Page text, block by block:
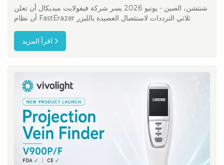
شنتشن، الصين - يونيو 2026 يسر شركة فيفولايت ميديكال أن تعلن
أن نظام FastErazer ثلاثي الترددات لاستئصال العصيدة بالليزر
الطبية، برقم تسجيل NMPA 20263011296. حصل جهاز
FastErazer، المستخدم مع قسطرات الألياف الليزرية أحادية
اقرأ المزيد